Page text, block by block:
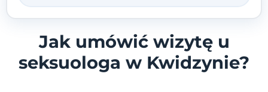
Jak umówić wizytę u
seksuologa w Kwidzynie?